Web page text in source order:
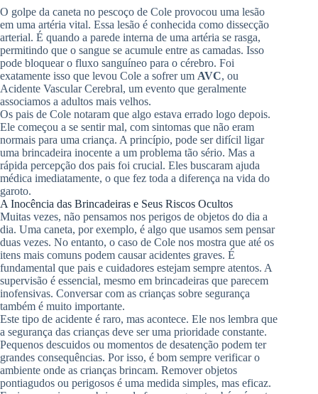
O golpe da caneta no pescoço de Cole provocou uma lesão
em uma artéria vital. Essa lesão é conhecida como dissecção
arterial. É quando a parede interna de uma artéria se rasga,
permitindo que o sangue se acumule entre as camadas. Isso
pode bloquear o fluxo sanguíneo para o cérebro. Foi
exatamente isso que levou Cole a sofrer um AVC, ou
Acidente Vascular Cerebral, um evento que geralmente
associamos a adultos mais velhos.
Os pais de Cole notaram que algo estava errado logo depois.
Ele começou a se sentir mal, com sintomas que não eram
normais para uma criança. A princípio, pode ser difícil ligar
uma brincadeira inocente a um problema tão sério. Mas a
rápida percepção dos pais foi crucial. Eles buscaram ajuda
médica imediatamente, o que fez toda a diferença na vida do
garoto.
A Inocência das Brincadeiras e Seus Riscos Ocultos
Muitas vezes, não pensamos nos perigos de objetos do dia a
dia. Uma caneta, por exemplo, é algo que usamos sem pensar
duas vezes. No entanto, o caso de Cole nos mostra que até os
itens mais comuns podem causar acidentes graves. É
fundamental que pais e cuidadores estejam sempre atentos. A
supervisão é essencial, mesmo em brincadeiras que parecem
inofensivas. Conversar com as crianças sobre segurança
também é muito importante.
Este tipo de acidente é raro, mas acontece. Ele nos lembra que
a segurança das crianças deve ser uma prioridade constante.
Pequenos descuidos ou momentos de desatenção podem ter
grandes consequências. Por isso, é bom sempre verificar o
ambiente onde as crianças brincam. Remover objetos
pontiagudos ou perigosos é uma medida simples, mas eficaz.